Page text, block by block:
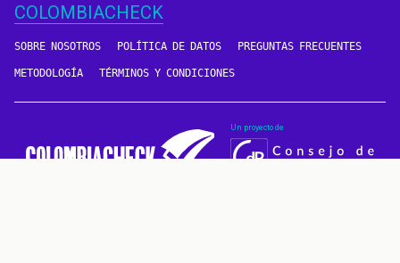
COLOMBIACHECK
SOBRE NOSOTROS POLÍTICA DE DATOS PREGUNTAS FRECUENTES
METODOLOGÍA TÉRMINOS Y CONDICIONES
Un proyecto de